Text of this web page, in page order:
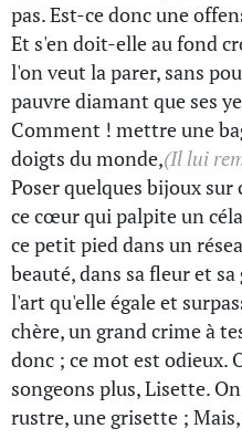
pas. Est-ce donc une
Et s'en doit-elle au fond
l'on veut la parer, sans
pauvre diamant que ses
Comment ! mettre une
doigts du monde,(Il lui
Poser quelques bijoux
ce cœur qui palpite un
ce petit pied dans un
beauté, dans sa fleur et
l'art qu'elle égale et
chère, un grand crime à
donc ; ce mot est odieux.
songeons plus, Lisette.
rustre, une grisette ;